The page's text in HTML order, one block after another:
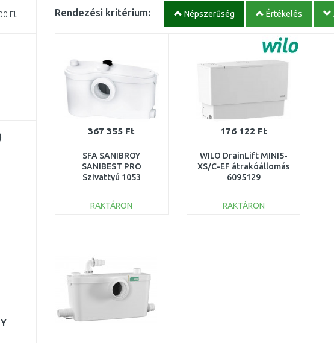
Rendezési kritérium: Népszerűség Értékelés
367 355 Ft
SFA SANIBROY
SANIBEST PRO
Szivattyú 1053
RAKTÁRON
176 122 Ft
WILO DrainLift MINI5-
XS/C-EF átrakóállomás
6095129
RAKTÁRON
Ft